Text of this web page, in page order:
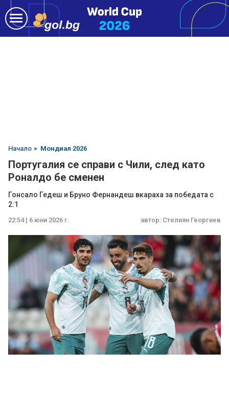
Начало Мондиал 2026
Португалия се справи с Чили, след като
Роналдо бе сменен
Гонсало Гедеш и Бруно Фернандеш вкараха за победата с
2:1
22:54 | 6 юни 2026 г. автор: Стелиян Георгиев